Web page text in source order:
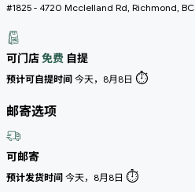
#1825 - 4720 Mcclelland Rd, Richmond, BC
可门店免费 自提
预计可自提时间 今天，8月8日 ⏱️
邮寄选项
可邮寄
预计发货时间 今天，8月8日 ⏱️